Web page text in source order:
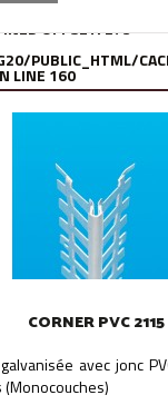
OFFSET: 273
PUBLIC_HTML/
LINE 160
CORNER PVC 2115
avec jonc